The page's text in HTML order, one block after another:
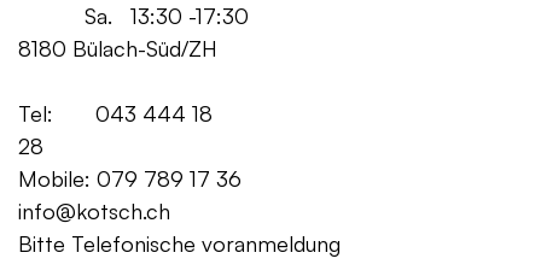
Sa. 13:30 -17:30
8180 Bülach-Süd/ZH
Tel: 043 444 18
28
Mobile: 079 789 17 36
info@kotsch.ch
Bitte Telefonische voranmeldung